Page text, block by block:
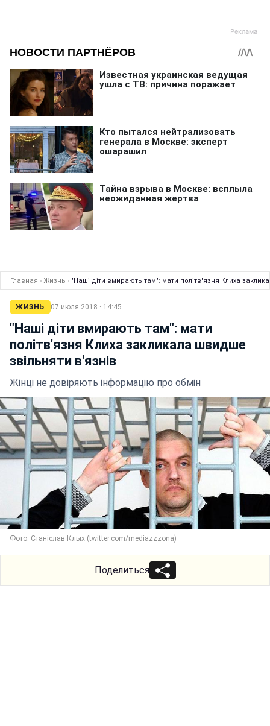
Главная › Жизнь › "Наші діти вмирають там": мати політв'язня Клиха
ЖИЗНЬ 07 июля 2018 · 14:45
"Наші діти вмирають там": мати
політв'язня Клиха закликала швидше
звільняти в'язнів
Жінці не довіряють інформацію про обмін
Фото: Станіслав Клых (twitter.com/mediazzzona)
Поделиться